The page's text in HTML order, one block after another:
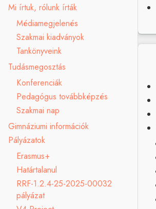
Mi írtuk, rólunk írták
Médiamegjelenés
Szakmai kiadványok
Tankönyveink
Tudásmegosztás
Konferenciák
Pedagógus továbbképzés
Szakmai nap
Gimnáziumi információk
Pályázatok
Erasmus+
Határtalanul
RRF-1.2.4-25-2025-00032
pályázat